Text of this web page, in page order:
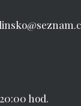
hod.